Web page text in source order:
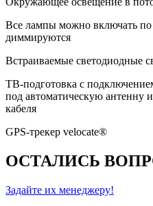
Все лампы можно включать по
диммируются
Встраиваемые светодиодные
ТВ-подготовка с
под автоматическую антенну
кабеля
GPS-трекер velocate®
ОСТАЛИСЬ
Задайте их менеджеру!